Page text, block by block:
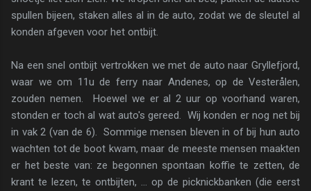
spullen bijeen, staken alles al in de auto, zodat we de sleutel al
konden afgeven voor het ontbijt.
Na een snel ontbijt vertrokken we met de auto naar Gryllefjord,
waar we om 11u de ferry naar Andenes, op de Vesterålen,
zouden nemen. Hoewel we er al 2 uur op voorhand waren,
stonden er toch al wat auto's gereed. Wij konden er nog net bij
in vak 2 (van de 6). Sommige mensen bleven in of bij hun auto
wachten tot de boot kwam, maar de meeste mensen maakten
er het beste van: ze begonnen spontaan koffie te zetten, de
krant te lezen, te ontbijten, ... op de picknickbanken (die eerst